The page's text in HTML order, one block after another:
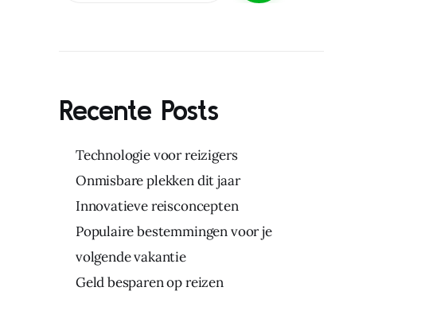
Recente Posts
Technologie voor reizigers
Onmisbare plekken dit jaar
Innovatieve reisconcepten
Populaire bestemmingen voor je
volgende vakantie
Geld besparen op reizen